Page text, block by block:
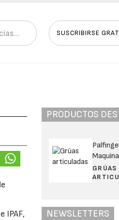
SUSCRIBIRSE
IPAF,
PRODUCTOS
GRÚAS
NEWSLETTERS